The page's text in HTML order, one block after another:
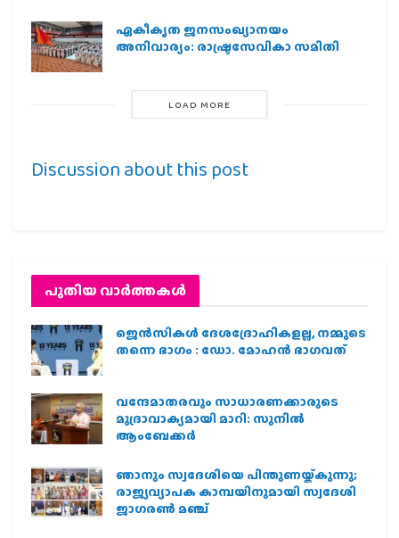
ഏകീകൃത ജനസംഖ്യാനയം
അനിവാര്യം: രാഷ്ട്രസേവികാ സമിതി
LOAD MORE
Discussion about this post
പുതിയ വാര്‍ത്തകള്‍
ജെന്‍സികള്‍ ദേശദ്രോഹികളല്ല, നമ്മുടെ
തന്നെ ഭാഗം : ഡോ. മോഹന്‍ ഭാഗവത്
വന്ദേമാതരവും സാധാരണക്കാരുടെ
മുദ്രാവാക്യമായി മാറി: സുനിൽ
ആംബേക്കർ
ഞാനും സ്വദേശിയെ പിന്തുണയ്ക്കുന്നു;
രാജ്യവ്യാപക കാമ്പയിനുമായി സ്വദേശി
ജാഗരണ്‍ മഞ്ച്